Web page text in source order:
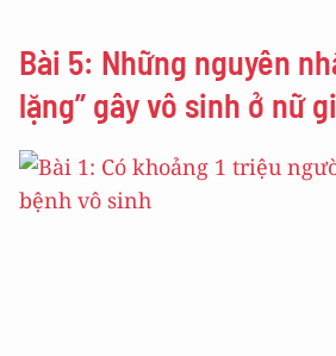
Bài 5: Những nguyên
lặng” gây vô sinh ở nữ